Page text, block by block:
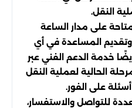
النقل.
على مدار الساعة
وتقديم المساعدة في أي
خدمة الدعم الفني عبر
الحالية لعملية النقل
على الفور.
للتواصل والاستفسار،